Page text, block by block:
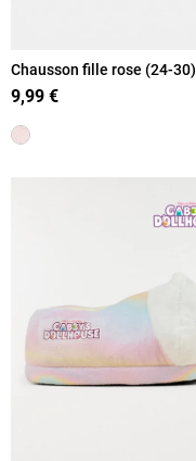
Chausson fille rose (24-30)
9,99 €